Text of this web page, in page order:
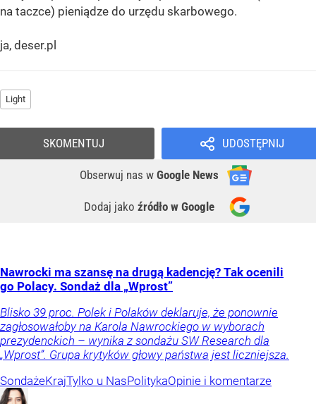
na taczce) pieniądze do urzędu skarbowego.
ja, deser.pl
Light
UDOSTĘPNIJ
Obserwuj nas w Google News
Dodaj jako źródło w Google
SKOMENTUJ
Nawrocki ma szansę na drugą kadencję? Tak ocenili
go Polacy. Sondaż dla „Wprost”
Blisko 39 proc. Polek i Polaków deklaruje, że ponownie
zagłosowałoby na Karola Nawrockiego w wyborach
prezydenckich – wynika z sondażu SW Research dla
„Wprost”. Grupa krytyków głowy państwa jest liczniejsza.
SondażeKrajTylko u NasPolitykaOpinie i komentarze